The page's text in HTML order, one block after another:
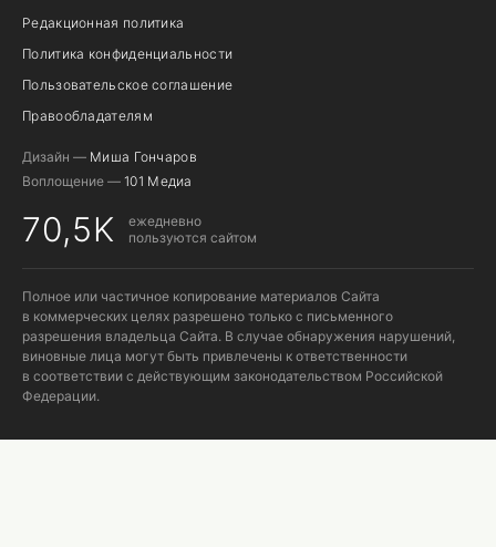
Редакционная политика
Политика конфиденциальности
Пользовательское соглашение
Правообладателям
Дизайн — Миша Гончаров
Воплощение — 101 Медиа
70,5K
ежедневно
пользуются сайтом
Полное или частичное копирование материалов Сайта
в коммерческих целях разрешено только с письменного
разрешения владельца Сайта. В случае обнаружения нарушений,
виновные лица могут быть привлечены к ответственности
в соответствии с действующим законодательством Российской
Федерации.